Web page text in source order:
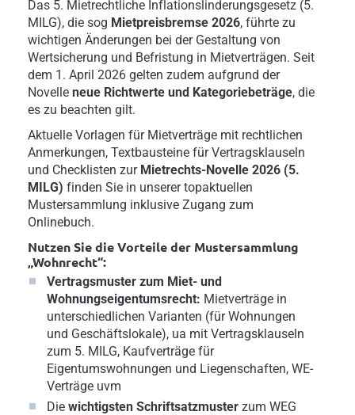
Das 5. Mietrechtliche Inflationslinderungsgesetz (5.
MILG), die sog Mietpreisbremse 2026, führte zu
wichtigen Änderungen bei der Gestaltung von
Wertsicherung und Befristung in Mietverträgen. Seit
dem 1. April 2026 gelten zudem aufgrund der
Novelle neue Richtwerte und Kategoriebeträge, die
es zu beachten gilt.
Aktuelle Vorlagen für Mietverträge mit rechtlichen
Anmerkungen, Textbausteine für Vertragsklauseln
und Checklisten zur Mietrechts-Novelle 2026 (5.
MILG) finden Sie in unserer topaktuellen
Mustersammlung inklusive Zugang zum
Onlinebuch.
Nutzen Sie die Vorteile der Mustersammlung
„Wohnrecht“:
Vertragsmuster zum Miet- und
Wohnungseigentumsrecht: Mietverträge in
unterschiedlichen Varianten (für Wohnungen
und Geschäftslokale), ua mit Vertragsklauseln
zum 5. MILG, Kaufverträge für
Eigentumswohnungen und Liegenschaften, WE-
Verträge uvm
Die wichtigsten Schriftsatzmuster zum WEG